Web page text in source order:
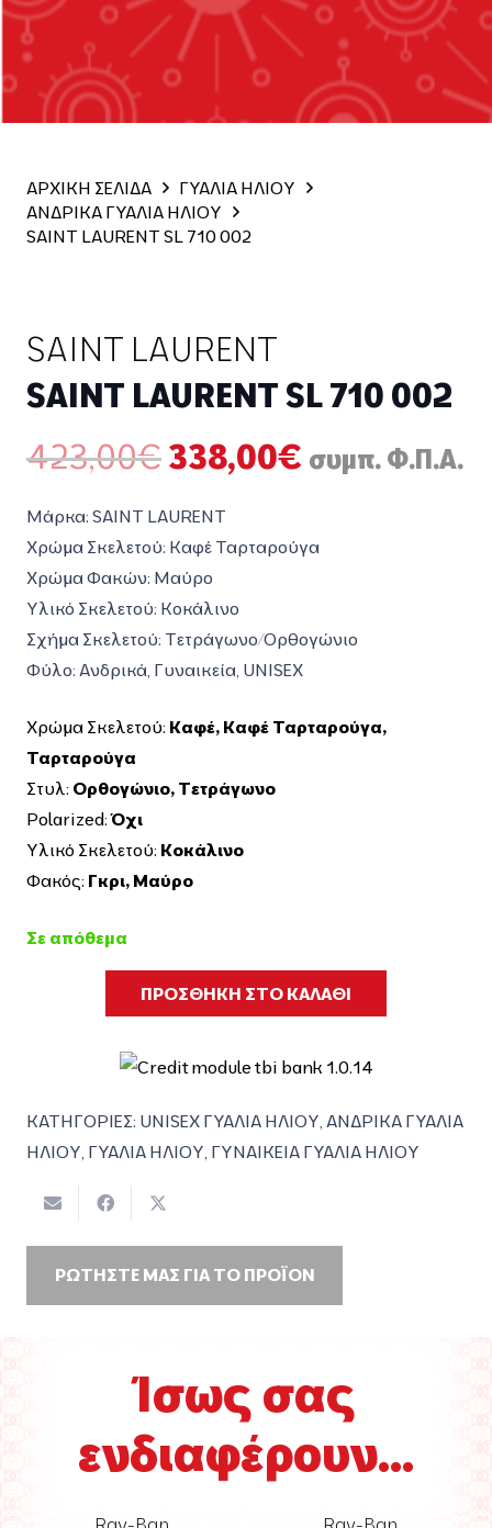
ΑΡΧΙΚΗ ΣΕΛΙΔΑ
ΓΥΑΛΙΑ ΗΛΙΟΥ
ΑΝΔΡΙΚΑ ΓΥΑΛΙΑ ΗΛΙΟΥ
SAINT LAURENT SL 710 002
SAINT LAURENT
SAINT LAURENT SL 710 002
423,00€Original
price
was:
423,00€.
338,00€ Η
τρέχουσα
είναι:
συμπ. Φ.Π.Α.
Μάρκα: SAINT LAURENT
Χρώμα Σκελετού: Καφέ Ταρταρούγα
Χρώμα Φακών: Μαύρο
Υλικό Σκελετού: Κοκάλινο
Σχήμα Σκελετού: Τετράγωνο/Ορθογώνιο
Φύλο: Ανδρικά, Γυναικεία, UNISEX
Χρώμα Σκελετού: Καφέ, Καφέ Ταρταρούγα,
Ταρταρούγα
Στυλ: Ορθογώνιο, Τετράγωνο
Polarized:Όχι
Υλικό Σκελετού: Κοκάλινο
Φακός: Γκρι, Μαύρο
Σε απόθεμα
ΠΡΟΣΘΗΚΗ ΣΤΟ ΚΑΛΑΘΙ
ΚΑΤΗΓΟΡΙΕΣ: UNISEX ΓΥΑΛΙΑ ΗΛΙΟΥ ΑΝΔΡΙΚΑ ΓΥΑΛΙΑ
ΗΛΙΟΥ ΓΥΑΛΙΑ ΗΛΙΟΥ ΓΥΝΑΙΚΕΙΑ ΓΥΑΛΙΑ ΗΛΙΟΥ
ΡΩΤΗΣΤΕ ΜΑΣ ΓΙΑ ΤΟ ΠΡΟΪΟΝ
Ίσως σας
ενδιαφέρουν...